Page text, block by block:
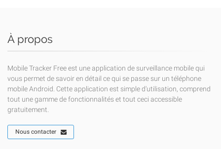
À propos
Mobile Tracker Free est une application de surveillance mobile qui
vous permet de savoir en détail ce qui se passe sur un téléphone
mobile Android. Cette application est simple d'utilisation, comprend
tout une gamme de fonctionnalités et tout ceci accessible
gratuitement.
Nous contacter